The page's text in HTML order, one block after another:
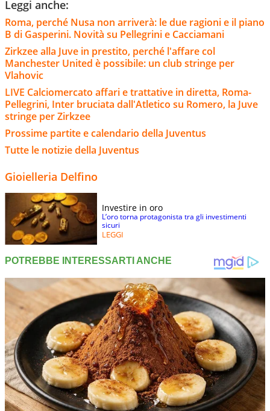
Leggi anche:
Roma, perché Nusa non arriverà: le due ragioni e il piano
B di Gasperini. Novità su Pellegrini e Cacciamani
Zirkzee alla Juve in prestito, perché l'affare col
Manchester United è possibile: un club stringe per
Vlahovic
LIVE Calciomercato affari e trattative in diretta, Roma-
Pellegrini, Inter bruciata dall'Atletico su Romero, la Juve
stringe per Zirkzee
Prossime partite e calendario della Juventus
Tutte le notizie della Juventus
Gioielleria Delfino
Investire in oro
L’oro torna protagonista tra gli investimenti
sicuri
LEGGI